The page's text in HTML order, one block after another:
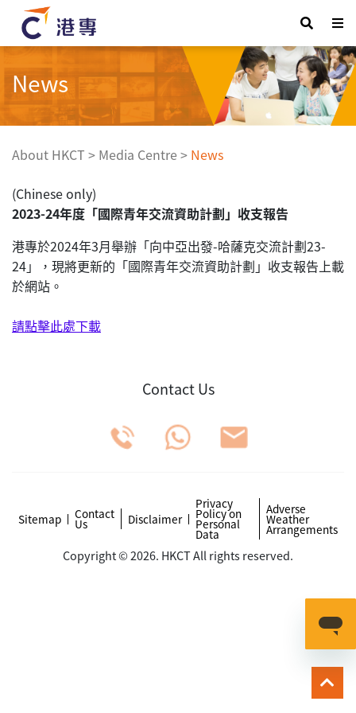
News
About HKCT > Media Centre > News
(Chinese only)
2023-24年度「國際青年交流資助計劃」收支報告
港專於2024年3月舉辦「向中亞出發-哈薩克交流計劃23-
24」，現將更新的「國際青年交流資助計劃」收支報告上載
於網站。
請點擊此處下載
Contact Us
Sitemap Contact
Us Disclaimer
Privacy
Policy on
Personal
Data
Adverse
Weather
Arrangements
Copyright © 2026. HKCT All rights reserved.